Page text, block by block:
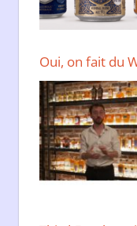
Oui, on fait du